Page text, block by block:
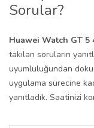
Sorular?
Huawei Watch GT 5
takılan soruların
uyumluluğundan
uygulama sürecine
yanıtladık. Saatinizi